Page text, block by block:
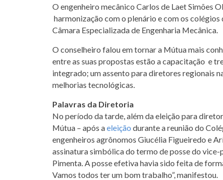
O engenheiro mecânico Carlos de Laet Simões
harmonização com o plenário e com os
Câmara Especializada de Engenharia Mecânica.
O conselheiro falou em tornar a Mútua mais
entre as suas propostas estão a capacitação e
integrado; um assento para diretores regionais
melhorias tecnológicas.
Palavras da Diretoria
No período da tarde, além da eleição para
Mútua – após aeleição durante a reunião do
engenheiros agrônomos Giucélia Figueiredo e
assinatura simbólica do termo de posse do vice-
Pimenta. A posse efetiva havia sido feita de
Vamos todos ter um bom trabalho”, manifestou.